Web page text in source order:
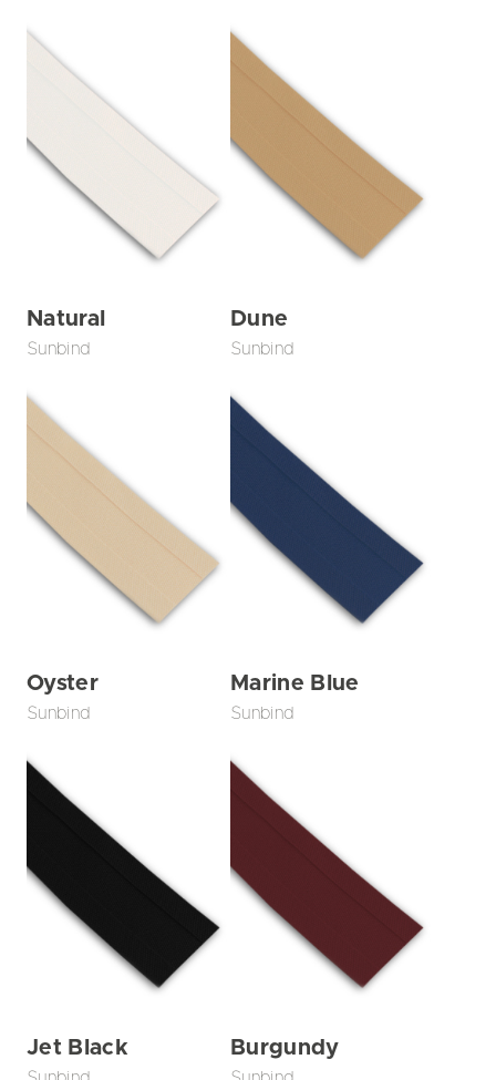
Natural
Sunbind
Dune
Sunbind
Oyster
Sunbind
Marine Blue
Sunbind
Jet Black Burgundy